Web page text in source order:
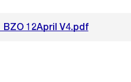
12April V4.pdf